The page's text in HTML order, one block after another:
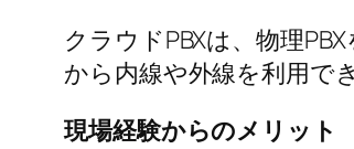
クラウドPBXは、物理
から内線や外線を利用で
現場経験からのメリット